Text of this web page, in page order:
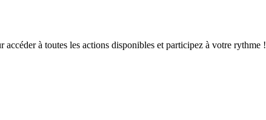
accéder à toutes les actions disponibles et participez à votre rythme !